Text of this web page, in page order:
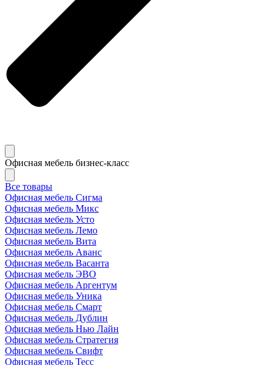
Офисная мебель бизнес-класс
Все товары
Офисная мебель Сигма
Офисная мебель Микс
Офисная мебель Усто
Офисная мебель Лемо
Офисная мебель Вита
Офисная мебель Аванс
Офисная мебель Васанта
Офисная мебель ЭВО
Офисная мебель Аргентум
Офисная мебель Уника
Офисная мебель Смарт
Офисная мебель Дублин
Офисная мебель Нью Лайн
Офисная мебель Стратегия
Офисная мебель Свифт
Офисная мебель Тесс